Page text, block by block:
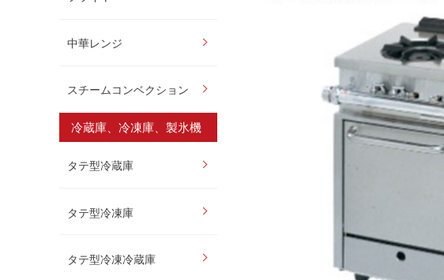
中華レンジ
スチームコンベクション
冷蔵庫、冷凍庫、製氷機
タテ型冷蔵庫
タテ型冷凍庫
タテ型冷凍冷蔵庫